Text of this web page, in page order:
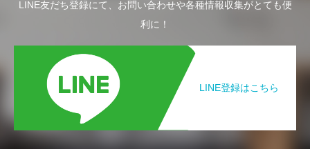
LINE友だち登録にて、お問い合わせや各種情報収集がとても便
利に！
LINE登録はこちら